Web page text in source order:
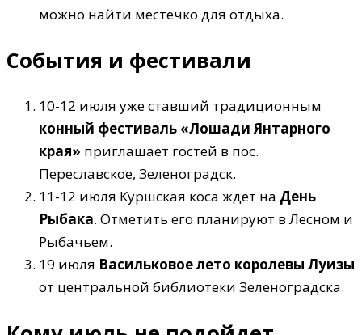
можно найти местечко для отдыха.
События и фестивали
10-12 июля уже ставший традиционным
конный фестиваль «Лошади Янтарного
края» приглашает гостей в пос.
Переславское, Зеленоградск.
11-12 июля Куршская коса ждет на День
Рыбака. Отметить его планируют в Лесном и
Рыбачьем.
19 июля Васильковое лето королевы Луизы
от центральной библиотеки Зеленоградска.